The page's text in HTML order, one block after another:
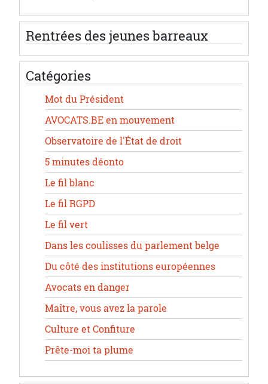
Rentrées des jeunes barreaux
Catégories
Mot du Président
AVOCATS.BE en mouvement
Observatoire de l'État de droit
5 minutes déonto
Le fil blanc
Le fil RGPD
Le fil vert
Dans les coulisses du parlement belge
Du côté des institutions européennes
Avocats en danger
Maître, vous avez la parole
Culture et Confiture
Prête-moi ta plume